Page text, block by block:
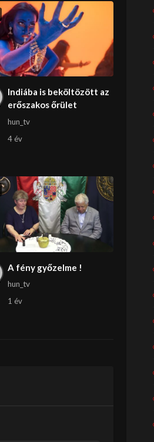
Indiába is beköltözött az
erőszakos őrület
hun_tv
4 év
A fény győzelme !
hun_tv
1 év